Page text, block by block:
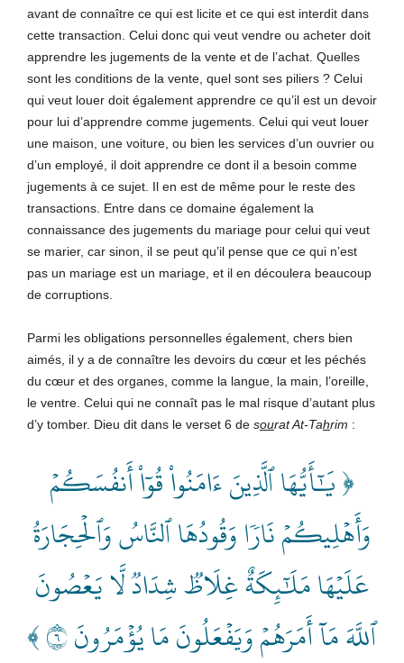
avant de connaître ce qui est licite et ce qui est interdit dans
cette transaction. Celui donc qui veut vendre ou acheter doit
apprendre les jugements de la vente et de l’achat. Quelles
sont les conditions de la vente, quel sont ses piliers ? Celui
qui veut louer doit également apprendre ce qu’il est un devoir
pour lui d’apprendre comme jugements. Celui qui veut louer
une maison, une voiture, ou bien les services d’un ouvrier ou
d’un employé, il doit apprendre ce dont il a besoin comme
jugements à ce sujet. Il en est de même pour le reste des
transactions. Entre dans ce domaine également la
connaissance des jugements du mariage pour celui qui veut
se marier, car sinon, il se peut qu’il pense que ce qui n’est
pas un mariage est un mariage, et il en découlera beaucoup
de corruptions.
Parmi les obligations personnelles également, chers bien
aimés, il y a de connaître les devoirs du cœur et les péchés
du cœur et des organes, comme la langue, la main, l’oreille,
le ventre. Celui qui ne connaît pas le mal risque d’autant plus
d’y tomber. Dieu dit dans le verset 6 de sourat At-Tahrim :
﴿ يَٰٓأَيُّهَا ٱلَّذِينَ ءَامَنُواْ قُوٓاْ أَنفُسَكُمۡ
وَأَهۡلِيكُمۡ نَارٗا وَقُودُهَا ٱلنَّاسُ وَٱلۡحِجَارَةُ
عَلَيۡهَا مَلَٰٓئِكَةٌ غِلَاظٞ شِدَادٞ لَّا يَعۡصُونَ
ٱللَّهَ مَآ أَمَرَهُمۡ وَيَفۡعَلُونَ مَا يُؤۡمَرُونَ ٦ ﴾